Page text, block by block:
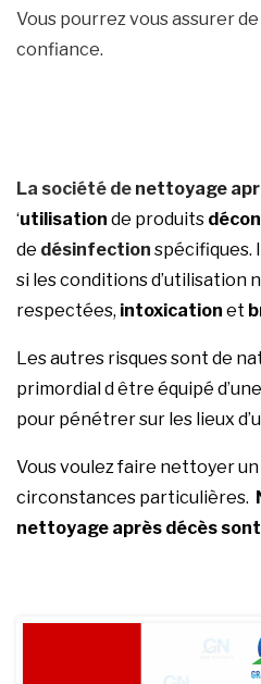
Vous pourrez vous assurer
confiance.
La société de nettoyage
‘utilisation de produits
de désinfection spécifiques.
si les conditions d’utilisation
respectées, intoxication et
Les autres risques sont de
primordial d être équipé
pour pénétrer sur les lieux
Vous voulez faire nettoyer
circonstances particulières.
nettoyage après décès